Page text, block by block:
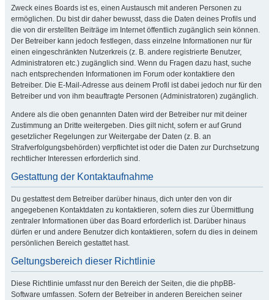
Zweck eines Boards ist es, einen Austausch mit anderen Personen zu
ermöglichen. Du bist dir daher bewusst, dass die Daten deines Profils und
die von dir erstellten Beiträge im Internet öffentlich zugänglich sein können.
Der Betreiber kann jedoch festlegen, dass einzelne Informationen nur für
einen eingeschränkten Nutzerkreis (z. B. andere registrierte Benutzer,
Administratoren etc.) zugänglich sind. Wenn du Fragen dazu hast, suche
nach entsprechenden Informationen im Forum oder kontaktiere den
Betreiber. Die E-Mail-Adresse aus deinem Profil ist dabei jedoch nur für den
Betreiber und von ihm beauftragte Personen (Administratoren) zugänglich.
Andere als die oben genannten Daten wird der Betreiber nur mit deiner
Zustimmung an Dritte weitergeben. Dies gilt nicht, sofern er auf Grund
gesetzlicher Regelungen zur Weitergabe der Daten (z. B. an
Strafverfolgungsbehörden) verpflichtet ist oder die Daten zur Durchsetzung
rechtlicher Interessen erforderlich sind.
Gestattung der Kontaktaufnahme
Du gestattest dem Betreiber darüber hinaus, dich unter den von dir
angegebenen Kontaktdaten zu kontaktieren, sofern dies zur Übermittlung
zentraler Informationen über das Board erforderlich ist. Darüber hinaus
dürfen er und andere Benutzer dich kontaktieren, sofern du dies in deinem
persönlichen Bereich gestattet hast.
Geltungsbereich dieser Richtlinie
Diese Richtlinie umfasst nur den Bereich der Seiten, die die phpBB-
Software umfassen. Sofern der Betreiber in anderen Bereichen seiner